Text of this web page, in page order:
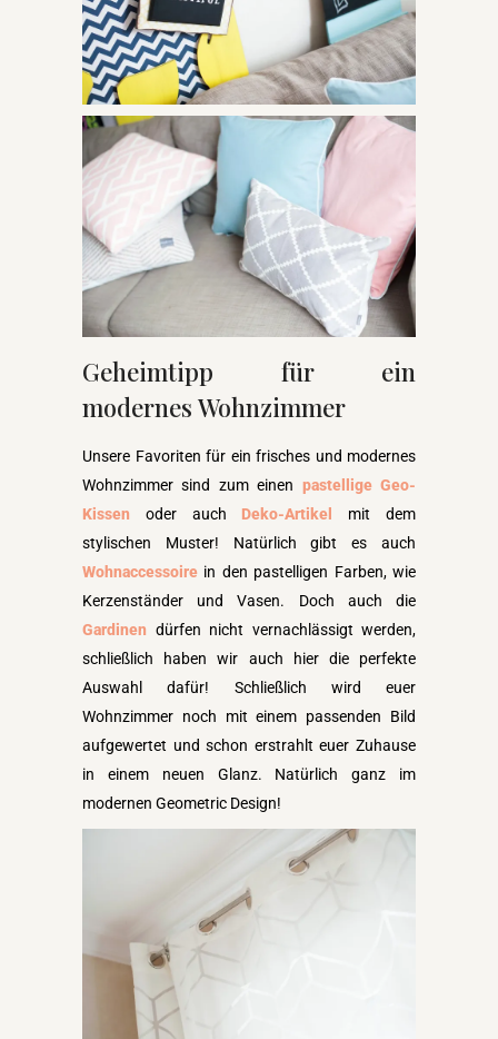
Geheimtipp für ein
modernes Wohnzimmer
Unsere Favoriten für ein frisches und modernes
Wohnzimmer sind zum einen pastellige Geo-
Kissen oder auch Deko-Artikel
mit dem
stylischen Muster! Natürlich gibt es auch
Wohnaccessoire in den pastelligen Farben, wie
Kerzenständer und Vasen. Doch auch die
Gardinen dürfen nicht vernachlässigt werden,
schließlich haben wir auch hier die perfekte
Auswahl dafür! Schließlich wird euer
Wohnzimmer noch mit einem passenden Bild
aufgewertet und schon erstrahlt euer Zuhause
in einem neuen Glanz. Natürlich ganz im
modernen Geometric Design!